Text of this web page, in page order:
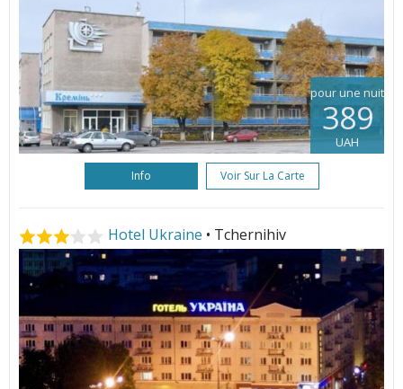
pour une nuit
389
UAH
Info Voir Sur La Carte
Hotel Ukraine • Tchernihiv